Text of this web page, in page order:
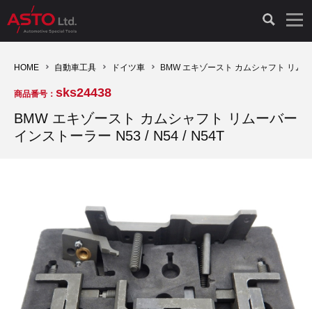
診断機（16）
キープログラマー（4）
オプション品（17）
TPMS（4）
診断テスター（10）
キープログラマー（20）
スモークテスター（4）
安定化電源ユニット（8）
バッテリーテスター（4）
HCB TOOLS（45）
AST TOOLS（51）
ドイツ車（211）
イタリア/フランス車（27）
オシロスコープ（2）
オシロ関連商品（9）
その他（8）
ドイツ車（427）
イタリア/フランス車（145）
アメリカ車（60）
スウェーデン車（45）
日本車（40）
現品修理（77）
リビルト品（58）
コントロールユニット初期化（3）
イモビライザーOFF（1）
その他（6）
オシロスコープ（10）
アクセサリー（13）
HOME 自動車工具 ドイツ車 BMW エキゾースト カムシャフト リム
商品番号： sks24438
BMW エキゾースト カムシャフト リムーバー
インストーラー N53 / N54 / N54T